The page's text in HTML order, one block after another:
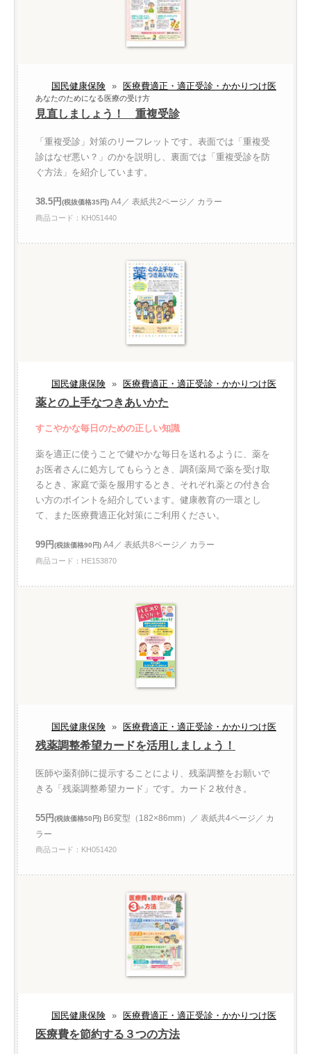
国民健康保険 » 医療費適正・適正受診・かかりつけ医
あなたのためになる医療の受け方
見直しましょう！ 重複受診
「重複受診」対策のリーフレットです。表面では「重複受
診はなぜ悪い？」のかを説明し、裏面では「重複受診を防
ぐ方法」を紹介しています。
38.5円(税抜価格35円) A4／ 表紙共2ページ／ カラー
商品コード：KH051440
国民健康保険 » 医療費適正・適正受診・かかりつけ医
薬との上手なつきあいかた
すこやかな毎日のための正しい知識
薬を適正に使うことで健やかな毎日を送れるように、薬を
お医者さんに処方してもらうとき、調剤薬局で薬を受け取
るとき、家庭で薬を服用するとき、それぞれ薬との付き合
い方のポイントを紹介しています。健康教育の一環とし
て、また医療費適正化対策にご利用ください。
99円(税抜価格90円) A4／ 表紙共8ページ／ カラー
商品コード：HE153870
国民健康保険 » 医療費適正・適正受診・かかりつけ医
残薬調整希望カードを活用しましょう！
医師や薬剤師に提示することにより、残薬調整をお願いで
きる「残薬調整希望カード」です。カード２枚付き。
55円(税抜価格50円) B6変型（182×86mm）／ 表紙共4ページ／ カ
ラー
商品コード：KH051420
国民健康保険 » 医療費適正・適正受診・かかりつけ医
医療費を節約する３つの方法